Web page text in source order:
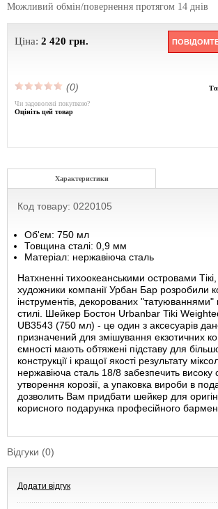
Можливий обмін/повернення протягом 14 днів
Ціна: 2 420 грн.
(0)
Чи задоволені покупкою?
Оцініть цей товар
Характеристики
Код товару: 0220105
Об'єм: 750 мл
Товщина сталі: 0,9 мм
Матеріал: нержавіюча сталь
Натхненні тихоокеанськими островами Тікі,
художники компанії Урбан Бар розробили
інструментів, декорованих "татуюваннями"
стилі. Шейкер Бостон Urbanbar Tiki
UB3543 (750 мл) - це один з аксесуарів
призначений для змішування екзотичних
ємності мають обтяжені підставу для
конструкції і кращої якості результату
нержавіюча сталь 18/8 забезпечить високу
утворення корозії, а упаковка вироби в
дозволить Вам придбати шейкер для
корисного подарунка професійного
Відгуки (0)
Додати відгук